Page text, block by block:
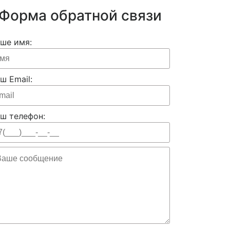
обратной связи
имя:
Email:
телефон: